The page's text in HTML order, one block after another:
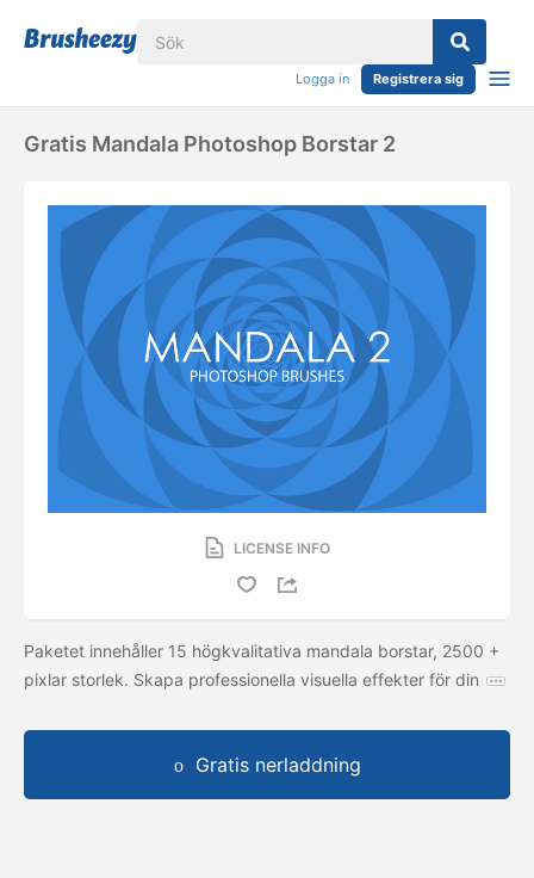
Logga in Registrera sig
Gratis Mandala Photoshop Borstar 2
LICENSE INFO
Paketet innehåller 15 högkvalitativa mandala borstar, 2500 +
pixlar storlek. Skapa professionella visuella effekter för din
Gratis nerladdning